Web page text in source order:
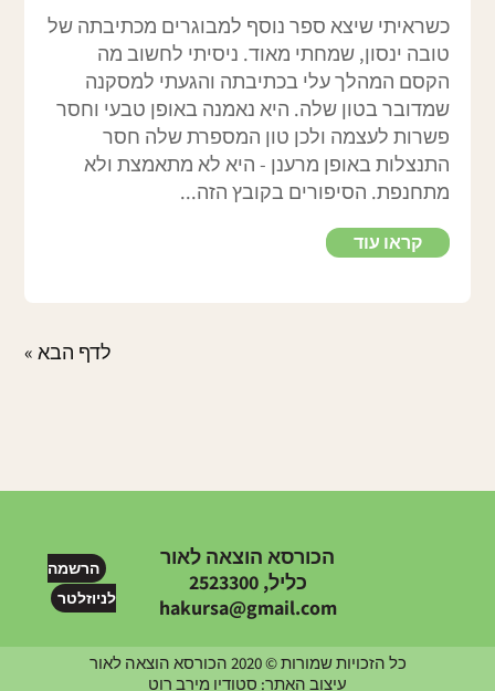
כשראיתי שיצא ספר נוסף למבוגרים מכתיבתה של
טובה ינסון, שמחתי מאוד. ניסיתי לחשוב מה
הקסם המהלך עלי בכתיבתה והגעתי למסקנה
שמדובר בטון שלה. היא נאמנה באופן טבעי וחסר
פשרות לעצמה ולכן טון המספרת שלה חסר
התנצלות באופן מרענן - היא לא מתאמצת ולא
מתחנפת. הסיפורים בקובץ הזה...
קראו עוד
« רשומות ישנות
הרשמה
לניוזלטר
הכורסא הוצאה לאור
כליל, 2523300
hakursa@gmail.com
כל הזכויות שמורות © 2020 הכורסא הוצאה לאור
עיצוב האתר: סטודיו מירב רוט